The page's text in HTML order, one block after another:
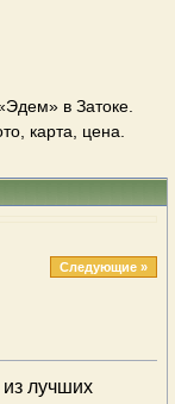
в Затоке.
карта, цена.
Следующие »
лучших